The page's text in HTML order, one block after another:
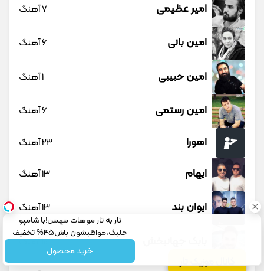
کانال موزیک تار
امیر عظیمی 7 آهنگ
امین بانی 6 آهنگ
امین حبیبی 1 آهنگ
امین رستمی 6 آهنگ
اهورا 23 آهنگ
ایهام 13 آهنگ
ایوان بند 13 آهنگ
10 آهنگ
تار به تار موهات مهمن!با شامپو
جلبک،مواظبشون باش45% تخفیف
خرید محصول